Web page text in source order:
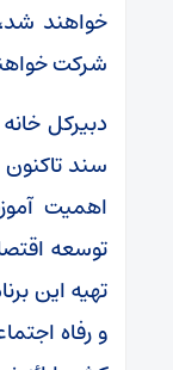
خواهند
شرکت
دبیرکل
سند
اهمیت
توسعه
تهیه این
و رفاه